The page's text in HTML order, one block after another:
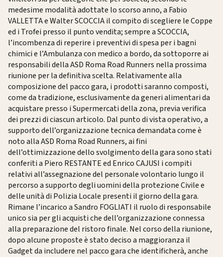
medesime modalità adottate lo scorso anno, a Fabio
VALLETTA e Walter SCOCCIA il compito di scegliere le Coppe
ed i Trofei presso il punto vendita; sempre a SCOCCIA,
l’incombenza di reperire i preventivi di spesa per i bagni
chimici e l’Ambulanza con medico a bordo, da sottoporre ai
responsabili della ASD Roma Road Runners nella prossima
riunione per la definitiva scelta. Relativamente alla
composizione del pacco gara, i prodotti saranno composti,
come da tradizione, esclusivamente da generi alimentari da
acquistare presso i Supermercati della zona, previa verifica
dei prezzi di ciascun articolo. Dal punto di vista operativo, a
supporto dell’organizzazione tecnica demandata come è
noto alla ASD Roma Road Runners, ai fini
dell’ottimizzazione dello svolgimento della gara sono stati
conferiti a Piero RESTANTE ed Enrico CAJUSI i compiti
relativi all’assegnazione del personale volontario lungo il
percorso a supporto degli uomini della protezione Civile e
delle unità di Polizia Locale presenti il giorno della gara.
Rimane l’incarico a Sandro FOGLIATI il ruolo di responsabile
unico sia per gli acquisti che dell’organizzazione connessa
alla preparazione del ristoro finale. Nel corso della riunione,
dopo alcune proposte è stato deciso a maggioranza il
Gadget da includere nel pacco gara che identificherà, anche